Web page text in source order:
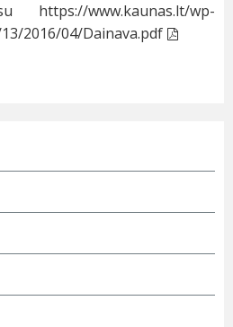
https://www.kaunas.lt/wp-
2016/04/Dainava.pdf